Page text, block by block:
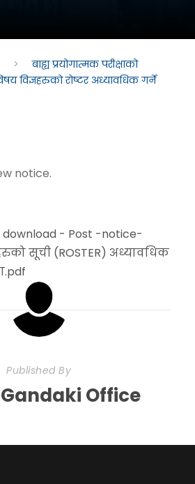
>
बाह्य प्रयोगात्मक परीक्षाको
विज्ञहरुको रोष्टर अध्यावधिक गर्ने
notice.
download - Post -notice-
सूची (ROSTER) अध्यावधिक
Published By
Gandaki Office